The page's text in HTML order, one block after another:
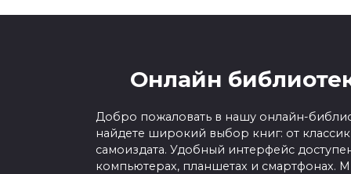
Онлайн
Добро пожаловать в нашу онлайн-
найдете широкий выбор книг: от
самоиздата. Удобный интерфейс
компьютерах, планшетах и смартфонах.